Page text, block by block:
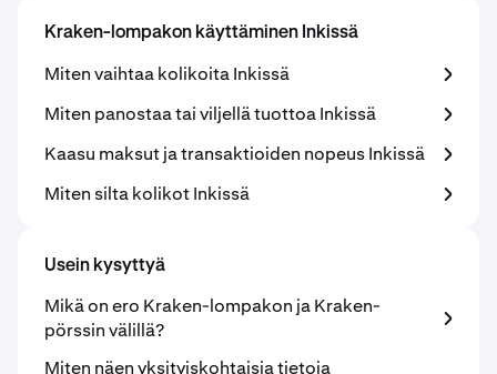
Kraken-lompakon käyttäminen Inkissä
Miten vaihtaa kolikoita Inkissä
Miten panostaa tai viljellä tuottoa Inkissä
Kaasu maksut ja transaktioiden nopeus Inkissä
Miten silta kolikot Inkissä
Usein kysyttyä
Mikä on ero Kraken-lompakon ja Kraken-
pörssin välillä?
Miten näen yksityiskohtaisia tietoja